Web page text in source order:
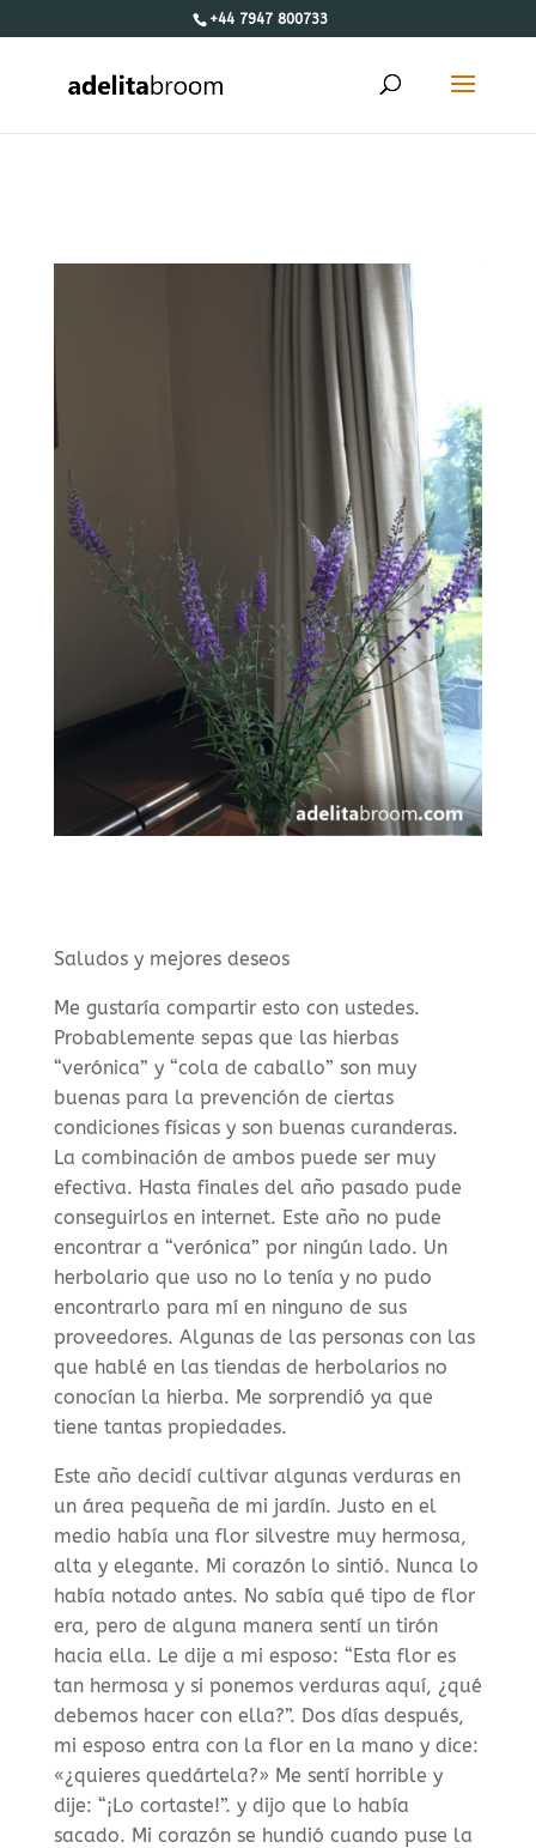
+44 7947 800733
Saludos y mejores deseos
Me gustaría compartir esto con ustedes.
Probablemente sepas que las hierbas
“verónica” y “cola de caballo” son muy
buenas para la prevención de ciertas
condiciones físicas y son buenas curanderas.
La combinación de ambos puede ser muy
efectiva. Hasta finales del año pasado pude
conseguirlos en internet. Este año no pude
encontrar a “verónica” por ningún lado. Un
herbolario que uso no lo tenía y no pudo
encontrarlo para mí en ninguno de sus
proveedores. Algunas de las personas con las
que hablé en las tiendas de herbolarios no
conocían la hierba. Me sorprendió ya que
tiene tantas propiedades.
Este año decidí cultivar algunas verduras en
un área pequeña de mi jardín. Justo en el
medio había una flor silvestre muy hermosa,
alta y elegante. Mi corazón lo sintió. Nunca lo
había notado antes. No sabía qué tipo de flor
era, pero de alguna manera sentí un tirón
hacia ella. Le dije a mi esposo: “Esta flor es
tan hermosa y si ponemos verduras aquí, ¿qué
debemos hacer con ella?”. Dos días después,
mi esposo entra con la flor en la mano y dice:
«¿quieres quedártela?» Me sentí horrible y
dije: “¡Lo cortaste!”. y dijo que lo había
sacado. Mi corazón se hundió cuando puse la